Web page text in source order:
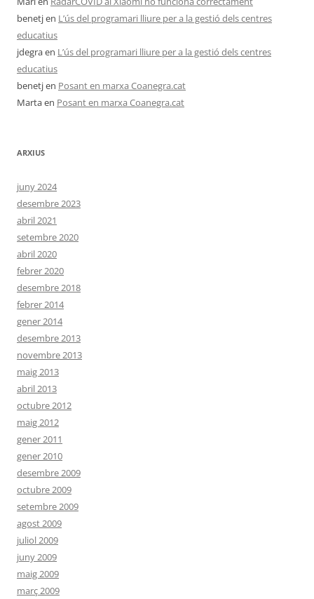
benetjen L’ús del programari lliure per a la gestió dels centres
educatius
jdegraen L’ús del programari lliure per a la gestió dels centres
educatius
benetjen Posant en marxa Coanegra.cat
Martaen Posant en marxa Coanegra.cat
ARXIUS
juny 2024
desembre 2023
abril 2021
setembre 2020
abril 2020
febrer 2020
desembre 2018
febrer 2014
gener 2014
desembre 2013
novembre 2013
maig 2013
abril 2013
octubre 2012
maig 2012
gener 2011
gener 2010
desembre 2009
octubre 2009
setembre 2009
agost 2009
juliol 2009
juny 2009
maig 2009
març 2009